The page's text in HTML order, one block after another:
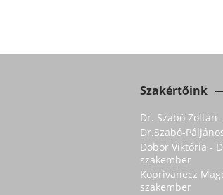
Szakértőink
Dr. Szabó Zoltán
Dr.Szabó-
Dobor Viktória -
szakember
Koprivanecz
szakember